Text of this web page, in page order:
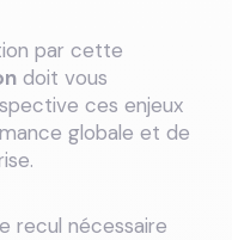
par cette
doit vous
ces enjeux
globale et de
recul nécessaire